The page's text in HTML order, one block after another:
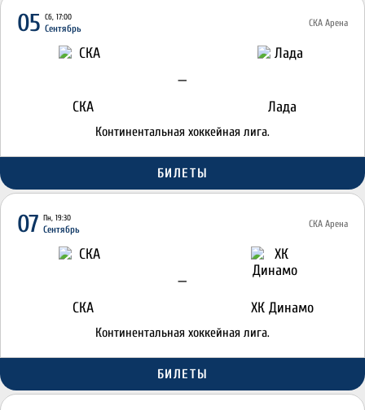
05 Сб, 17:00
Сентябрь СКА Арена
СКА
—
Лада
Континентальная хоккейная лига.
БИЛЕТЫ
07 Пн, 19:30
Сентябрь СКА Арена
СКА
—
ХК Динамо
Континентальная хоккейная лига.
БИЛЕТЫ